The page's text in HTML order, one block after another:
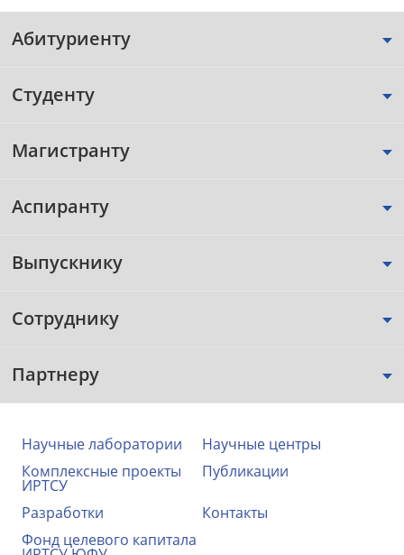
Абитуриенту
Студенту
Магистранту
Аспиранту
Выпускнику
Сотруднику
Партнеру
Научные лаборатории
Научные центры
Комплексные проекты
ИРТСУ
Публикации
Разработки
Контакты
Фонд целевого капитала